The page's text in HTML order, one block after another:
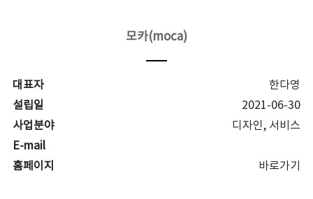
모카(moca)
대표자
한다영
설립일
2021-06-30
사업분야
디자인, 서비스
E-mail
홈페이지
바로가기